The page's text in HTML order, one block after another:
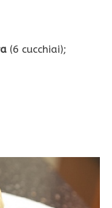
(6 cucchiai);